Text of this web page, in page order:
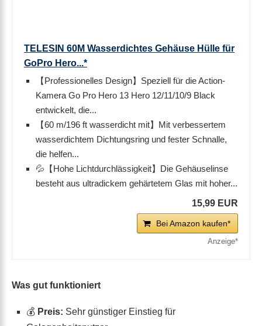
TELESIN 60M Wasserdichtes Gehäuse Hülle für
GoPro Hero...*
【Professionelles Design】Speziell für die Action-
Kamera Go Pro Hero 13 Hero 12/11/10/9 Black
entwickelt, die...
【60 m/196 ft wasserdicht mit】Mit verbessertem
wasserdichtem Dichtungsring und fester Schnalle,
die helfen...
💦【Hohe Lichtdurchlässigkeit】Die Gehäuselinse
besteht aus ultradickem gehärtetem Glas mit hoher...
15,99 EUR
Bei Amazon kaufen*
Was gut funktioniert
💰 Preis: Sehr günstiger Einstieg für